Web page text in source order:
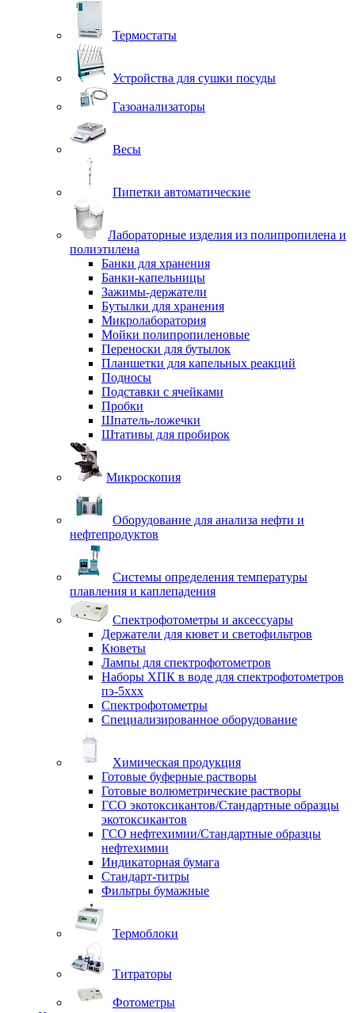
Термостаты
Устройства для сушки посуды
Газоанализаторы
Весы
Пипетки автоматические
Лабораторные изделия из полипропилена и
полиэтилена
Банки для хранения
Банки-капельницы
Зажимы-держатели
Бутылки для хранения
Микролаборатория
Мойки полипропиленовые
Переноски для бутылок
Планшетки для капельных реакций
Подносы
Подставки с ячейками
Пробки
Шпатель-ложечки
Штативы для пробирок
Микроскопия
Оборудование для анализа нефти и
нефтепродуктов
Системы определения температуры
плавления и каплепадения
Спектрофотометры и аксессуары
Держатели для кювет и светофильтров
Кюветы
Лампы для спектрофотометров
Наборы ХПК в воде для спектрофотометров
пэ-5ххх
Спектрофотометры
Специализированное оборудование
Химическая продукция
Готовые буферные растворы
Готовые волюметрические растворы
ГСО экотоксикантов/Стандартные образцы
экотоксикантов
ГСО нефтехимии/Стандартные образцы
нефтехимии
Индикаторная бумага
Стандарт-титры
Фильтры бумажные
Термоблоки
Титраторы
Фотометры